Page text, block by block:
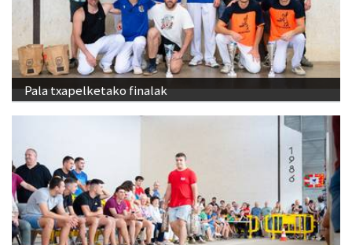
Pala txapelketako finalak